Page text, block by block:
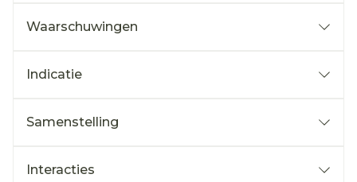
Waarschuwingen
Indicatie
Samenstelling
Interacties